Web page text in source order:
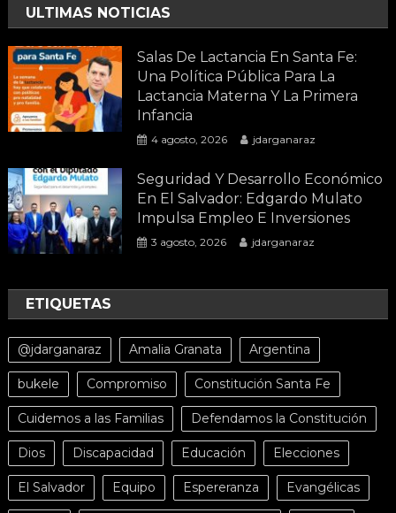
ULTIMAS NOTICIAS
Salas De Lactancia En Santa Fe:
Una Política Pública Para La
Lactancia Materna Y La Primera
Infancia
4 agosto, 2026 jdarganaraz
Seguridad Y Desarrollo Económico
En El Salvador: Edgardo Mulato
Impulsa Empleo E Inversiones
3 agosto, 2026 jdarganaraz
ETIQUETAS
@jdarganaraz Amalia Granata Argentina
bukele Compromiso Constitución Santa Fe
Cuidemos a las Familias Defendamos la Constitución
Dios Discapacidad Educación Elecciones
El Salvador Equipo Espereranza Evangélicas